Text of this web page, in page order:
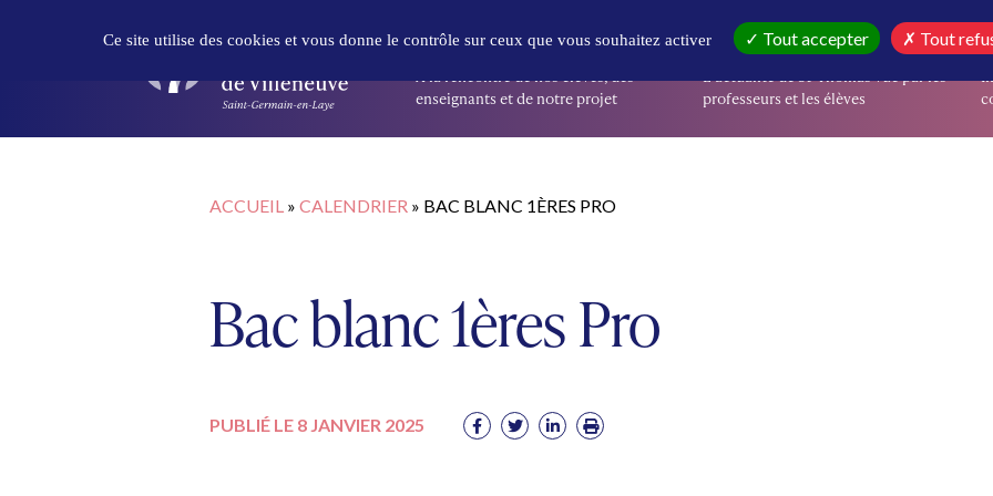
DÉCOUVRIR
À la rencontre de nos élèves, des
enseignants et de notre projet
EN CE MOMENT
L’actualité de St-Thomas vue par les
professeurs et les élèves
ACCUEIL» CALENDRIER » BAC BLANC 1ÈRES PRO
Bac blanc 1ères Pro
PUBLIÉ LE 8 JANVIER 2025
Ce site utilise des cookies et vous donne le contrôle sur ceux que vous souhaitez activer Tout accepter Tout